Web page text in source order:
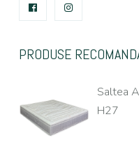
FACEBOOK
PRODUSE
Saltea
H27